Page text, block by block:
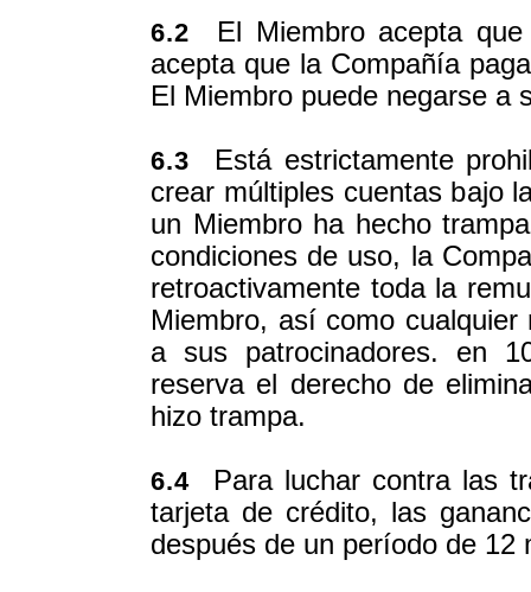
6.2 El Miembro acepta
acepta que la Compañía
El Miembro puede negarse a
6.3 Está estrictamente
crear múltiples cuentas bajo
un Miembro ha hecho
condiciones de uso, la
retroactivamente toda la
Miembro, así como cualquier
a sus patrocinadores. en
reserva el derecho de
hizo trampa.
6.4 Para luchar contra las
tarjeta de crédito, las
después de un período de 12